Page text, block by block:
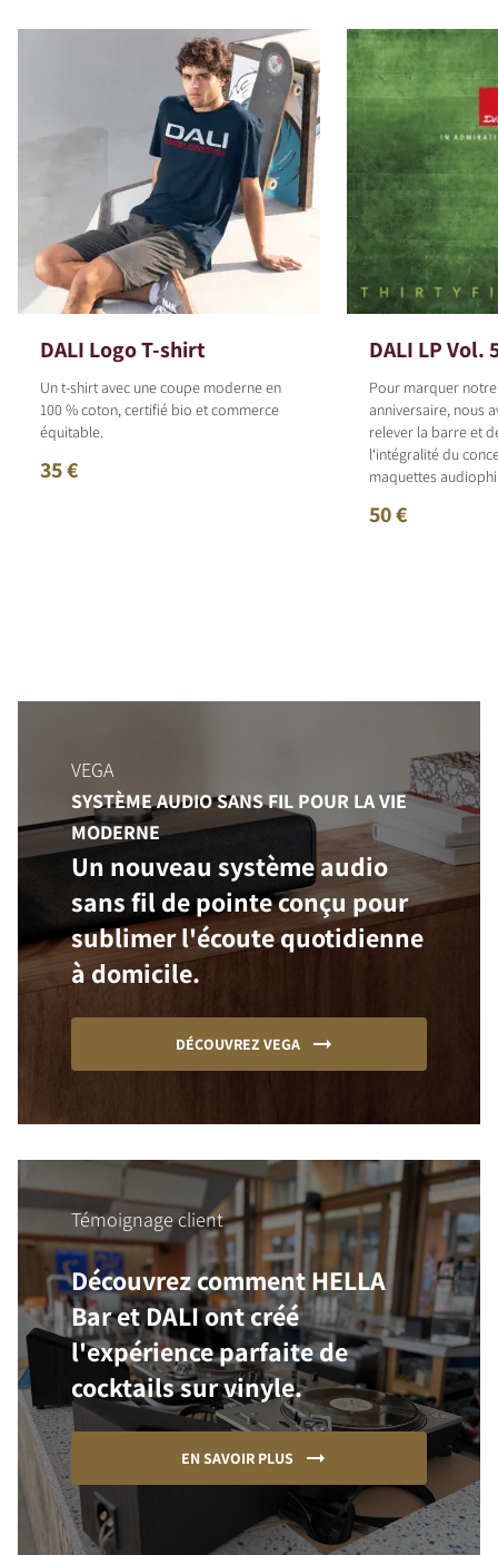
DALI Logo T-shirt
Un t-shirt avec une coupe moderne en
100 % coton, certifié bio et commerce
équitable.
35 €
DALI LP Vol.
Pour marquer
anniversaire, nous
relever la barre et
l‘intégralité du
maquettes
50 €
VEGA
SYSTÈME AUDIO SANS FIL POUR LA VIE
MODERNE
Un nouveau système audio
sans fil de pointe conçu pour
sublimer l'écoute quotidienne
à domicile.
DÉCOUVREZ VEGA
Témoignage client
Découvrez comment HELLA
Bar et DALI ont créé
l'expérience parfaite de
cocktails sur vinyle.
EN SAVOIR PLUS